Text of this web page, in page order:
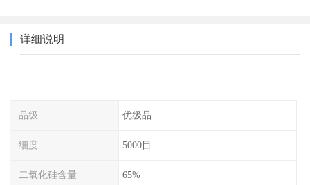
详细说明
品级 优级品
细度 5000目
二氧化硅含量 65%